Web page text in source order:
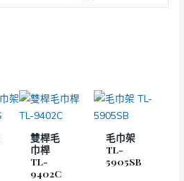
雙桿毛
巾桿
TL-
9402C
毛巾架
TL-
5905SB